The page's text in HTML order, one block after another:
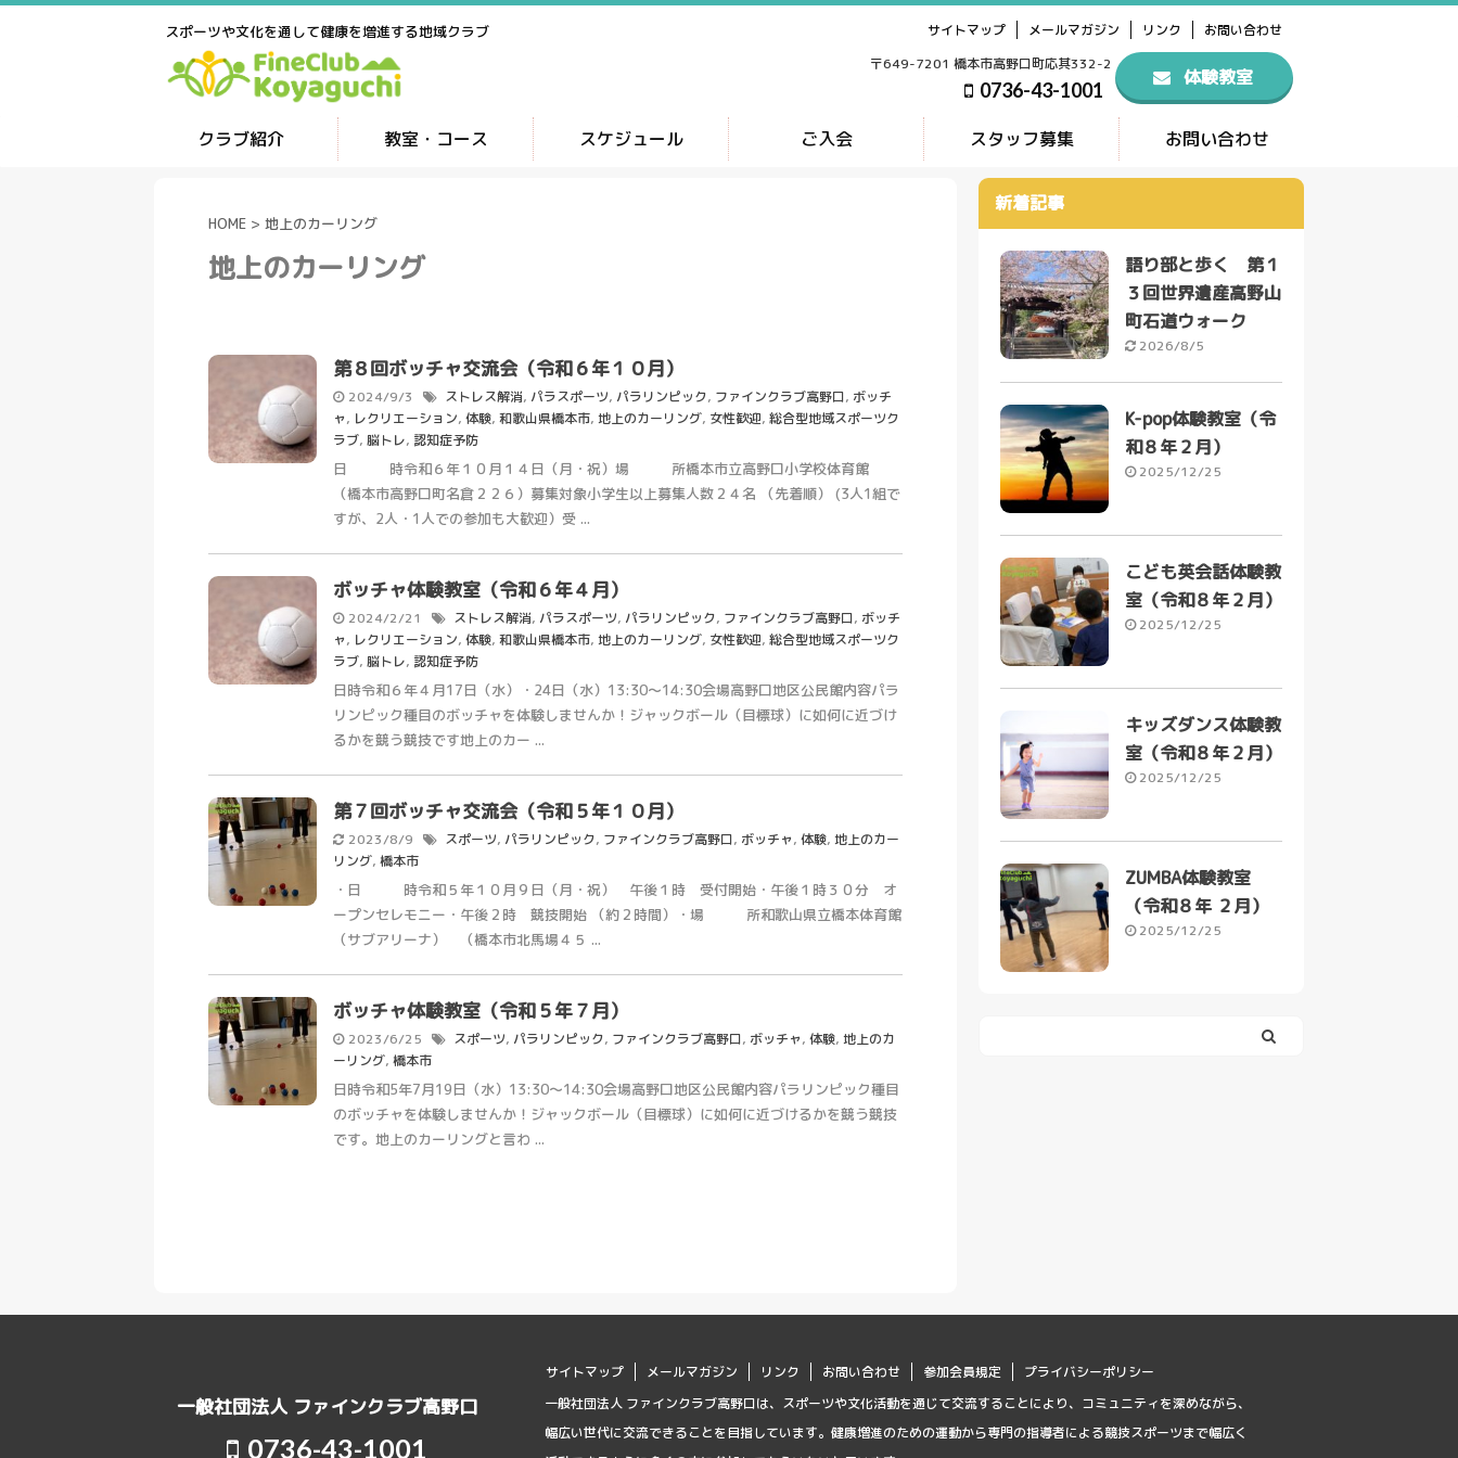
スポーツや文化を通して健康を増進する地域クラブ サイトマップ メールマガジン リンク お問い合わせ
0736-43-1001
体験教室
〒649-7201 橋本市高野口町応其332-2
クラブ紹介 教室・コース スケジュール ご入会 スタッフ募集 お問い合わせ
HOME > 地上のカーリング
地上のカーリング
第８回ボッチャ交流会（令和６年１０月）
2024/9/3 ストレス解消, パラスポーツ, パラリンピック, ファインクラブ高野口, ボッチ
ャ, レクリエーション, 体験, 和歌山県橋本市, 地上のカーリング, 女性歓迎, 総合型地域スポーツク
ラブ, 脳トレ, 認知症予防
日 時令和６年１０月１４日（月・祝）場 所橋本市立高野口小学校体育館
（橋本市高野口町名倉２２６）募集対象小学生以上募集人数２４名 （先着順） (3人1組で
すが、2人・1人での参加も大歓迎）受 ...
ボッチャ体験教室（令和６年４月）
2024/2/21 ストレス解消, パラスポーツ, パラリンピック, ファインクラブ高野口, ボッチ
ャ, レクリエーション, 体験, 和歌山県橋本市, 地上のカーリング, 女性歓迎, 総合型地域スポーツク
ラブ, 脳トレ, 認知症予防
日時令和６年４月17日（水）・24日（水）13:30～14:30会場高野口地区公民館内容パラ
リンピック種目のボッチャを体験しませんか！ジャックボール（目標球）に如何に近づけ
るかを競う競技です地上のカー ...
第７回ボッチャ交流会（令和５年１０月）
2023/8/9 スポーツ, パラリンピック, ファインクラブ高野口, ボッチャ, 体験, 地上のカー
リング, 橋本市
・日 時令和５年１０月９日（月・祝） 午後１時 受付開始・午後１時３０分 オ
ープンセレモニー・午後２時 競技開始 （約２時間）・場 所和歌山県立橋本体育館
（サブアリーナ） （橋本市北馬場４５ ...
ボッチャ体験教室（令和５年７月）
2023/6/25 スポーツ, パラリンピック, ファインクラブ高野口, ボッチャ, 体験, 地上のカ
ーリング, 橋本市
日時令和5年7月19日（水）13:30～14:30会場高野口地区公民館内容パラリンピック種目
のボッチャを体験しませんか！ジャックボール（目標球）に如何に近づけるかを競う競技
です。地上のカーリングと言わ ...
新着記事
語り部と歩く 第１
３回世界遺産高野山
町石道ウォーク
2026/8/5
K-pop体験教室（令
和８年２月）
2025/12/25
こども英会話体験教
室（令和８年２月）
2025/12/25
キッズダンス体験教
室（令和８年２月）
2025/12/25
ZUMBA体験教室
（令和８年 ２月）
2025/12/25
サイトマップ メールマガジン リンク お問い合わせ 参加会員規定
プライバシーポリシー
一般社団法人 ファインクラブ高野口は、スポーツや文化活動を通じて交流することにより、コミュニティを深めながら、
幅広い世代に交流できることを目指しています。健康増進のための運動から専門の指導者による競技スポーツまで幅広く
一般社団法人 ファインクラブ高野口
0736-43-1001